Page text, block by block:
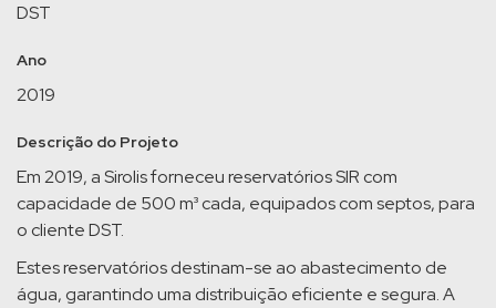
DST
Ano
2019
Descrição do Projeto
Em 2019, a Sirolis forneceu reservatórios SIR com
capacidade de 500 m³ cada, equipados com septos, para
o cliente DST.
Estes reservatórios destinam-se ao abastecimento de
água, garantindo uma distribuição eficiente e segura. A